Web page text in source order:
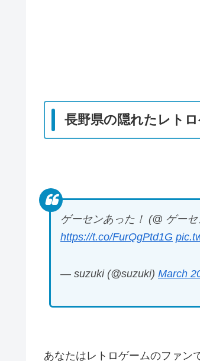
長野県の隠れたレト
ゲーセンあった！ (@ ゲー
https://t.co/FurQgPtd1G
— suzuki (@suzuki) March
あなたはレトロゲームのファン